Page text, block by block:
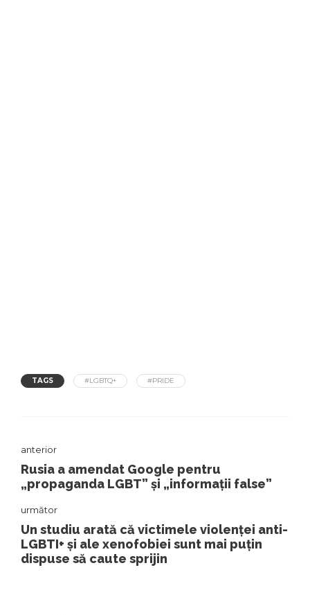
TAGS #LGBTQ+ #PRIDE
anterior
Rusia a amendat Google pentru
„propaganda LGBT” și „informații false”
următor
Un studiu arată că victimele violenței anti-
LGBTI+ și ale xenofobiei sunt mai puțin
dispuse să caute sprijin